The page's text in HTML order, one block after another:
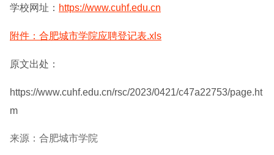
学校网址： https://www.cuhf.edu.cn
附件：合肥城市学院应聘登记表.xls
原文出处：
https://www.cuhf.edu.cn/rsc/2023/0421/c47a22753/page.ht
m
来源：合肥城市学院